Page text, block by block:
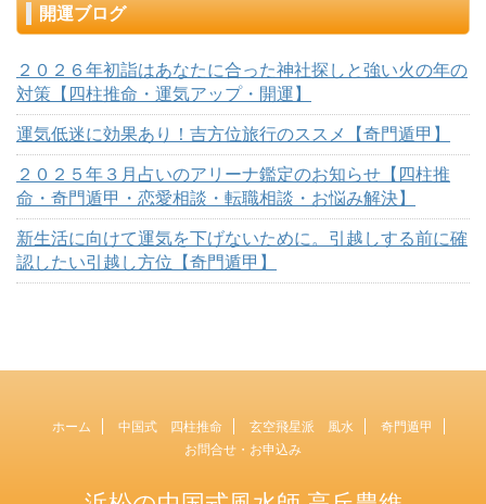
開運ブログ
２０２６年初詣はあなたに合った神社探しと強い火の年の
対策【四柱推命・運気アップ・開運】
運気低迷に効果あり！吉方位旅行のススメ【奇門遁甲】
２０２５年３月占いのアリーナ鑑定のお知らせ【四柱推
命・奇門遁甲・恋愛相談・転職相談・お悩み解決】
新生活に向けて運気を下げないために。引越しする前に確
認したい引越し方位【奇門遁甲】
ホーム 中国式 四柱推命 玄空飛星派 風水
奇門遁甲
お問合せ・お申込み